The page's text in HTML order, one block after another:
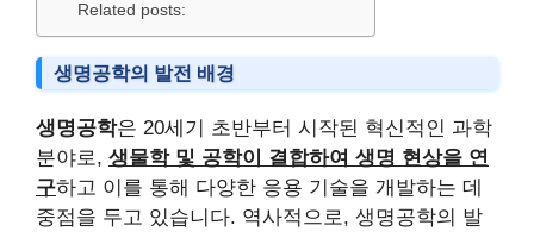
Related posts:
생명공학의 발전 배경
생명공학은 20세기 초반부터 시작된 혁신적인 과학
분야로, 생물학 및 공학이 결합하여 생명 현상을 연
구하고 이를 통해 다양한 응용 기술을 개발하는 데
중점을 두고 있습니다. 역사적으로, 생명공학의 발